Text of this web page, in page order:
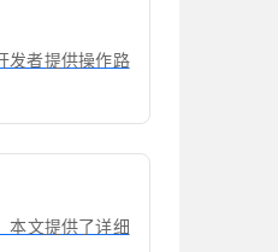
发者提供操作路
本文提供了详细